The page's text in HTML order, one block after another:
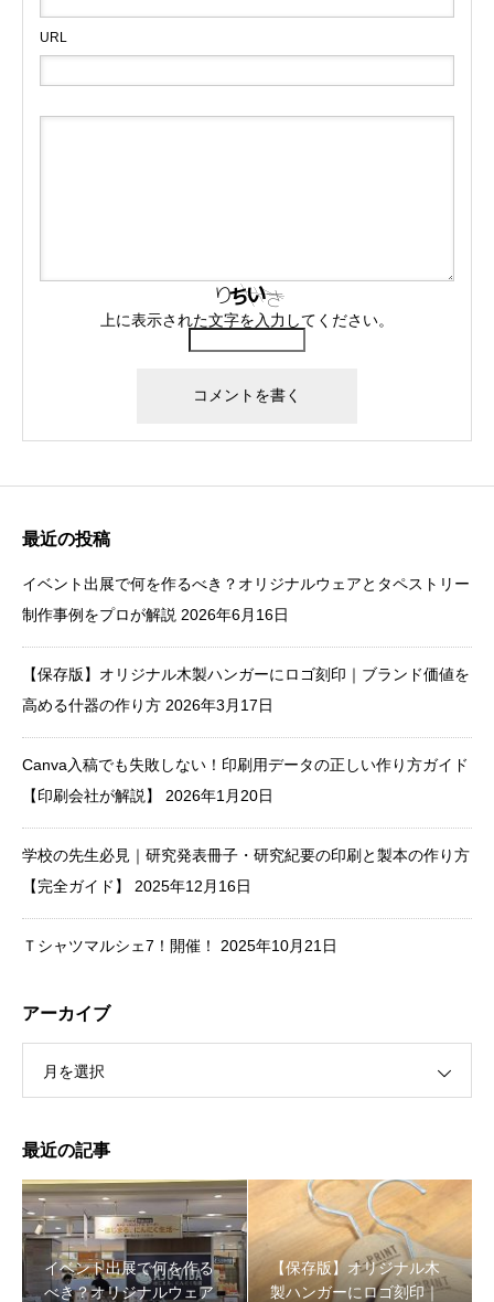
URL
上に表示された文字を入力してください。
最近の投稿
イベント出展で何を作るべき？オリジナルウェアとタペストリー
制作事例をプロが解説 2026年6月16日
【保存版】オリジナル木製ハンガーにロゴ刻印｜ブランド価値を
高める什器の作り方 2026年3月17日
Canva入稿でも失敗しない！印刷用データの正しい作り方ガイド
【印刷会社が解説】
2026年1月20日
学校の先生必見｜研究発表冊子・研究紀要の印刷と製本の作り方
【完全ガイド】
2025年12月16日
Ｔシャツマルシェ7！開催！ 2025年10月21日
アーカイブ
月を選択
最近の記事
イベント出展で何を作る
べき？オリジナルウェア
【保存版】オリジナル木
製ハンガーにロゴ刻印｜